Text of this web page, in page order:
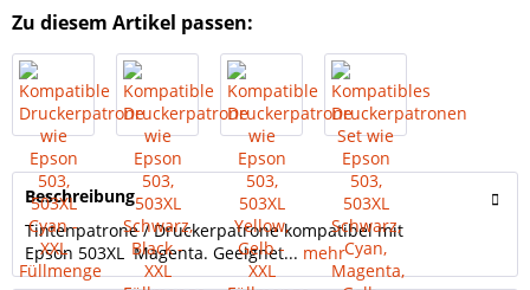
Zu diesem Artikel passen:
Beschreibung
Tintenpatrone / Druckerpatrone kompatibel mit
Epson 503XL Magenta. Geeignet... mehr